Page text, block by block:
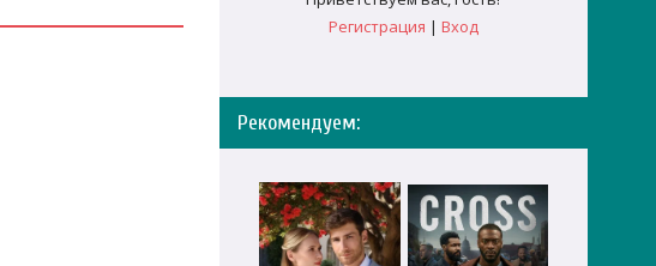
Регистрация | Вход
Рекомендуем: